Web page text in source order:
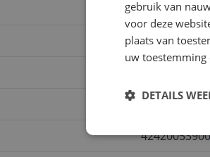
Ingebouwd
54,8 cm
35 Hz
gebruik van
voor deze
plaats van
uw
DETAILS